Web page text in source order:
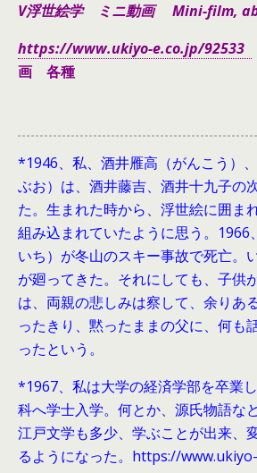
V浮世絵学 ミニ動画 Mini-film,
https://www.ukiyo-e.co.jp/92533
画 各種
*1946、 私、酒井雁高（がんこう）
ぶお）は、酒井藤吉、酒井十九子の
た。生まれた時から、浮世絵に囲ま
組み込まれていたように思う。1966
いち）が冬山のスキー事故で死亡。
が廻ってきた。それにしても、子供
は、両親の悲しみは察して、余りあ
ったきり、黙ったままの父に、何も
ったという。
*1967、私は大学の経済学部を卒業
科へ学士入学。何とか、源氏物語な
江戸文学も多少、学ぶことが出来、
るようになった。https://